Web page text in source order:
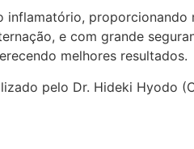
e com grande
melhores resultados.
pelo Dr. Hideki Hyodo